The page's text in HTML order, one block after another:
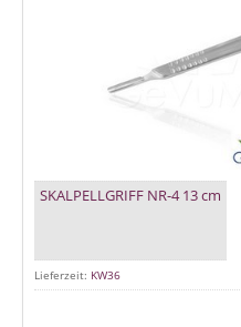
SKALPELLGRIFF NR-4 13 cm
Lieferzeit: KW36